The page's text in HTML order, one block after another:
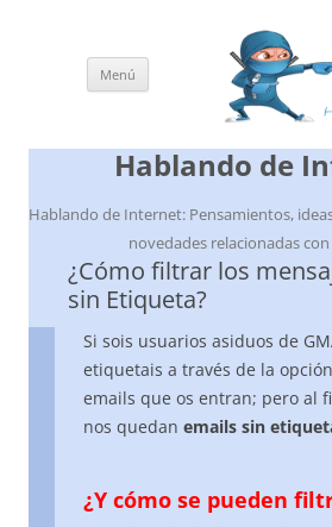
Hablando de
Hablando de Internet: Pensamientos,
novedades relacionadas
Menú
¿Cómo filtrar los
sin Etiqueta?
Si sois usuarios asiduos de
etiquetais a través de la
emails que os entran; pero al
nos quedan emails sin
¿Y cómo se pueden